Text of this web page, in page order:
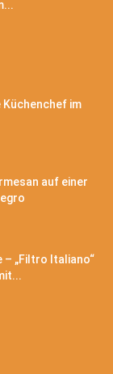
Küchenchef im
auf einer
– „Filtro Italiano“